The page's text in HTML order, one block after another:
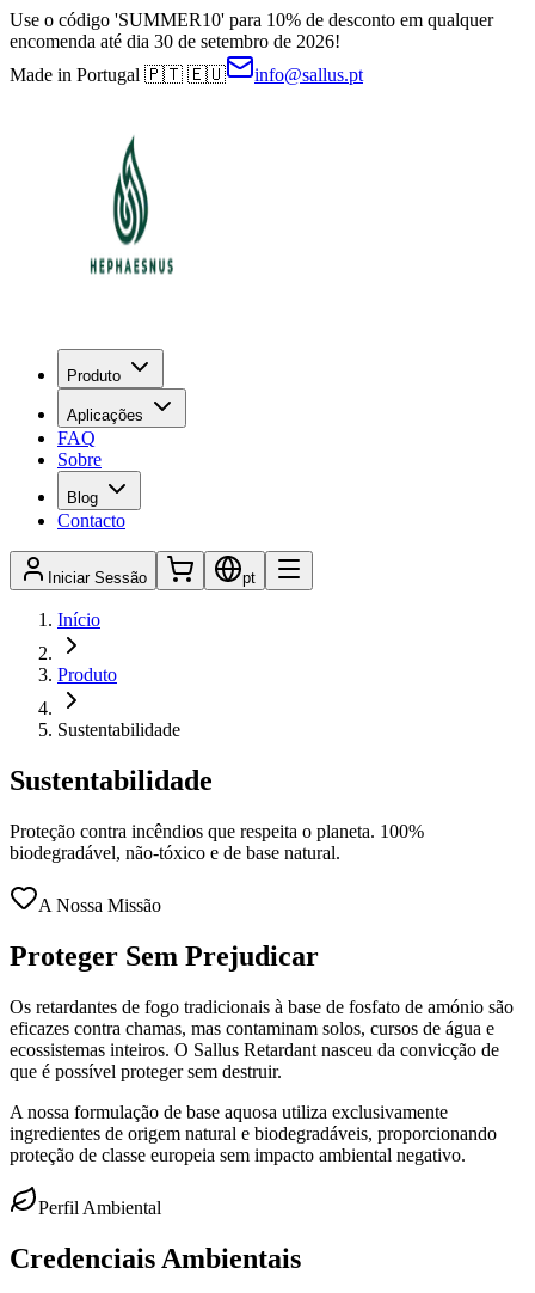
Use o código 'SUMMER10' para 10% de desconto em qualquer
encomenda até dia 30 de setembro de 2026!
Made in Portugal 🇵🇹 🇪🇺
info@sallus.pt
Produto
Aplicações
FAQ
Sobre
Blog
Contacto
Iniciar Sessão pt
Início
Produto
Sustentabilidade
Sustentabilidade
Proteção contra incêndios que respeita o planeta. 100%
biodegradável, não-tóxico e de base natural.
A Nossa Missão
Proteger Sem Prejudicar
Os retardantes de fogo tradicionais à base de fosfato de amónio são
eficazes contra chamas, mas contaminam solos, cursos de água e
ecossistemas inteiros. O Sallus Retardant nasceu da convicção de
que é possível proteger sem destruir.
A nossa formulação de base aquosa utiliza exclusivamente
ingredientes de origem natural e biodegradáveis, proporcionando
proteção de classe europeia sem impacto ambiental negativo.
Perfil Ambiental
Credenciais Ambientais